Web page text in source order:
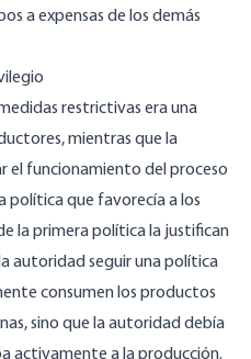
a expensas de los demás
restrictivas era una
mientras que la
el funcionamiento del proceso
política que favorecía a los
la primera política la justifican
autoridad seguir una política
consumen los productos
sino que la autoridad debía
activamente a la producción.